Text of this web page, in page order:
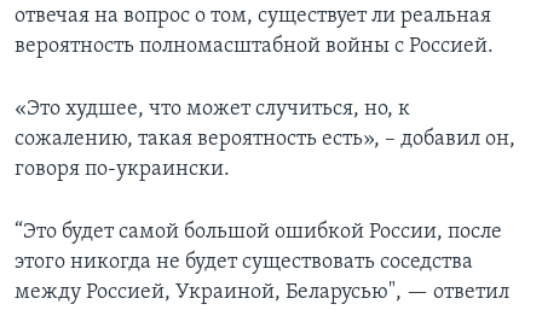
отвечая на вопрос о том, существует ли реальная
вероятность полномасштабной войны с Россией.
«Это худшее, что может случиться, но, к
сожалению, такая вероятность есть», – добавил он,
говоря по-украински.
“Это будет самой большой ошибкой России, после
этого никогда не будет существовать соседства
между Россией, Украиной, Беларусью", — ответил